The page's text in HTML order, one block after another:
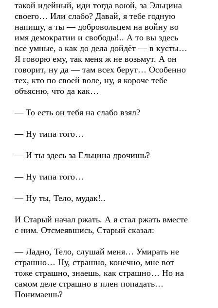
такой идейный, иди тогда воюй, за Эльцина
своего… Или слабо? Давай, я тебе годную
напишу, а ты — добровольцем на войну во
имя демократии и свободы!.. А то вы здесь
все умные, а как до дела дойдёт — в кусты…
Я говорю ему, так меня ж не возьмут. А он
говорит, ну да — там всех берут… Особенно
тех, кто по своей воле, ну, я короче тебе
объясню, что да как…
— То есть он тебя на слабо взял?
— Ну типа того…
— И ты здесь за Ельцина дрочишь?
— Ну типа того…
— Ну ты, Тело, мудак!..
И Старый начал ржать. А я стал ржать вместе
с ним. Отсмеявшись, Старый сказал:
— Ладно, Тело, слушай меня… Умирать не
страшно… Ну, страшно, конечно, мне вот
тоже страшно, знаешь, как страшно… Но на
самом деле страшно в плен попадать…
Понимаешь?